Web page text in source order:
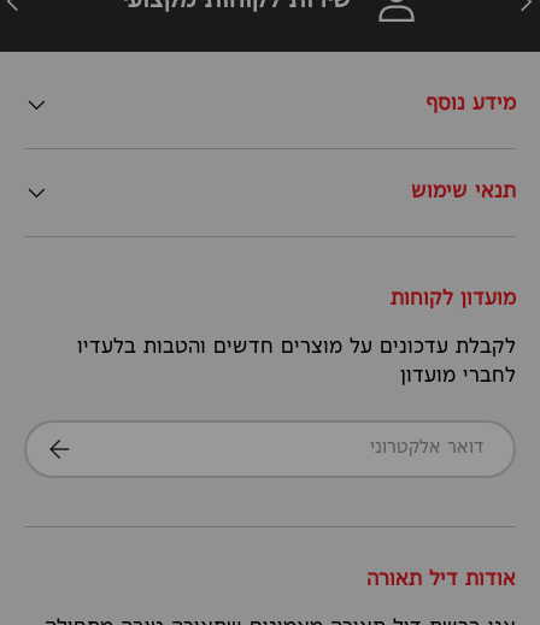
מידע נוסף
תנאי שימוש
מועדון לקוחות
לקבלת עדכונים על מוצרים חדשים והטבות בלעדיו
לחברי מועדון
דואר אלקטרוני
הרשמה
אודות דיל תאורה